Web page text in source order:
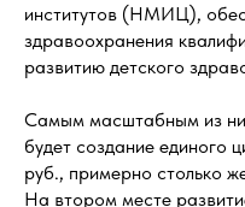
институтов (НМИЦ),
здравоохранения
развитию детского
Самым масштабным из
будет создание единого
руб., примерно столько
На втором месте